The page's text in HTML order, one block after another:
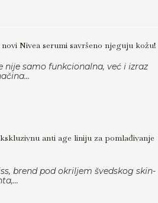
Nivea serumi savršeno njeguju kožu!
nije samo funkcionalna, već i izraz
anti age liniju za pomlađivanje
brend pod okriljem švedskog skin-